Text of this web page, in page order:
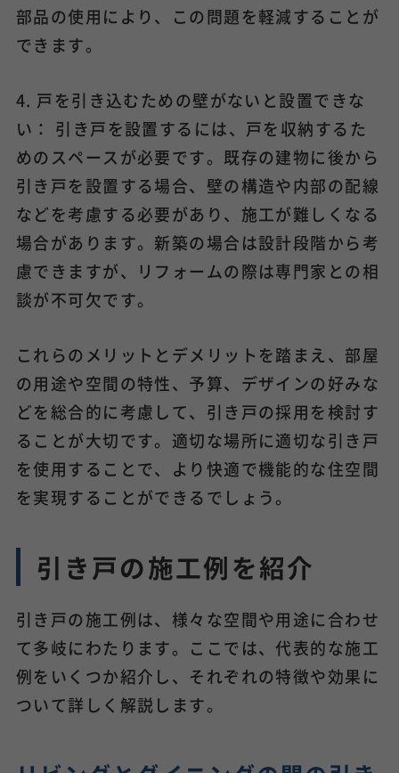
部品の使用により、この問題を軽減することが
できます。
4. 戸を引き込むための壁がないと設置できな
い： 引き戸を設置するには、戸を収納するた
めのスペースが必要です。既存の建物に後から
引き戸を設置する場合、壁の構造や内部の配線
などを考慮する必要があり、施工が難しくなる
場合があります。新築の場合は設計段階から考
慮できますが、リフォームの際は専門家との相
談が不可欠です。
これらのメリットとデメリットを踏まえ、部屋
の用途や空間の特性、予算、デザインの好みな
どを総合的に考慮して、引き戸の採用を検討す
ることが大切です。適切な場所に適切な引き戸
を使用することで、より快適で機能的な住空間
を実現することができるでしょう。
引き戸の施工例を紹介
引き戸の施工例は、様々な空間や用途に合わせ
て多岐にわたります。ここでは、代表的な施工
例をいくつか紹介し、それぞれの特徴や効果に
ついて詳しく解説します。